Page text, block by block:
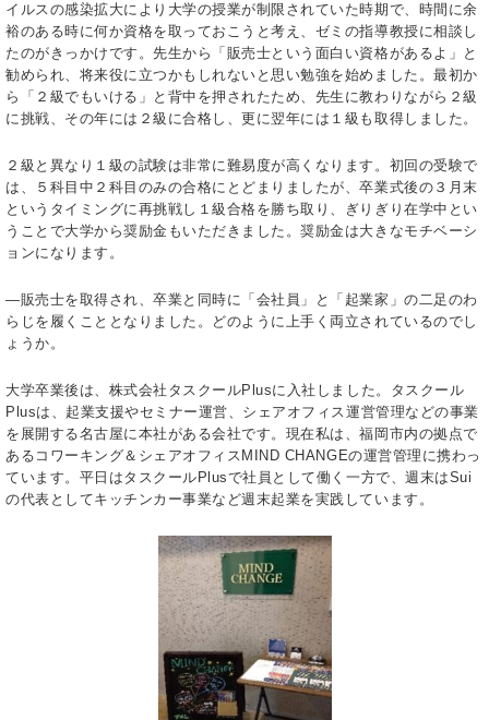
イルスの感染拡大により大学の授業が制限されていた時期で、時間に余
裕のある時に何か資格を取っておこうと考え、ゼミの指導教授に相談し
たのがきっかけです。先生から「販売士という面白い資格があるよ」と
勧められ、将来役に立つかもしれないと思い勉強を始めました。最初か
ら「２級でもいける」と背中を押されたため、先生に教わりながら２級
に挑戦、その年には２級に合格し、更に翌年には１級も取得しました。
２級と異なり１級の試験は非常に難易度が高くなります。初回の受験で
は、５科目中２科目のみの合格にとどまりましたが、卒業式後の３月末
というタイミングに再挑戦し１級合格を勝ち取り、ぎりぎり在学中とい
うことで大学から奨励金もいただきました。奨励金は大きなモチベーシ
ョンになります。
―販売士を取得され、卒業と同時に「会社員」と「起業家」の二足のわ
らじを履くこととなりました。どのように上手く両立されているのでし
ょうか。
大学卒業後は、株式会社タスクールPlusに入社しました。タスクール
Plusは、起業支援やセミナー運営、シェアオフィス運営管理などの事業
を展開する名古屋に本社がある会社です。現在私は、福岡市内の拠点で
あるコワーキング＆シェアオフィスMIND CHANGEの運営管理に携わっ
ています。平日はタスクールPlusで社員として働く一方で、週末はSui
の代表としてキッチンカー事業など週末起業を実践しています。